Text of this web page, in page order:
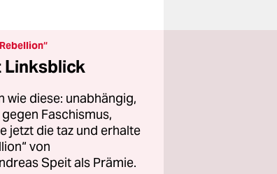
Linksblick
wie diese: unabhängig,
Faschismus,
jetzt die taz und erhalte
von
Speit als Prämie.